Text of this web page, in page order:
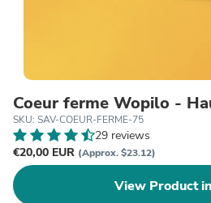
Coeur ferme Wopilo -
SKU: SAV-COEUR-FERME-75
29 reviews
€20,00 EUR (Approx. $23.12)
View Product